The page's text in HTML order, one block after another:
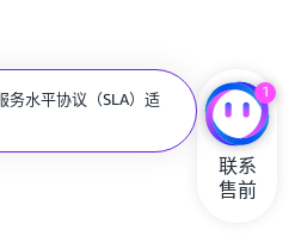
RDS SLA 不适用?
1
联系
售前